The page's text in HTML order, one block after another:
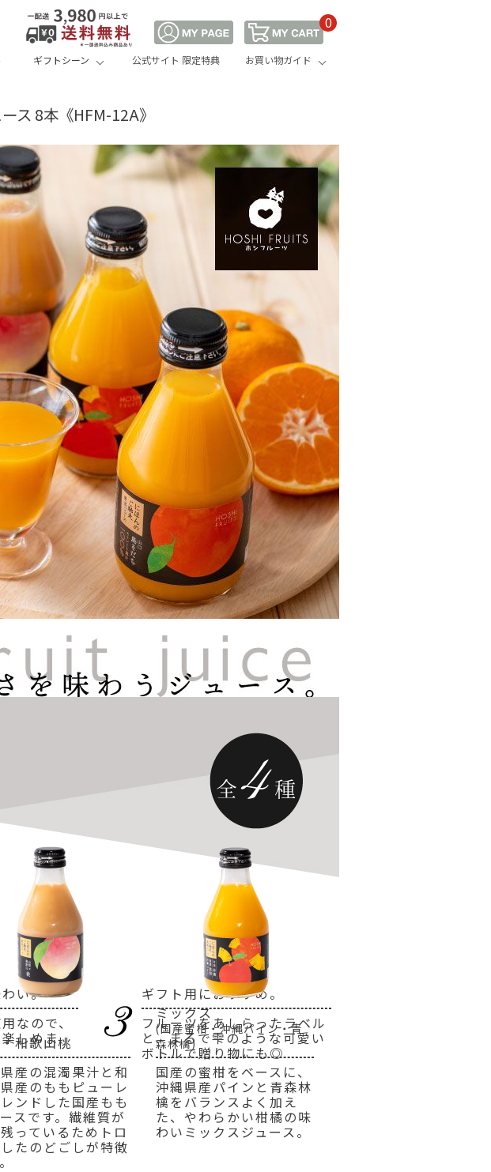
0
ギフトシーン 公式サイト 限定特典 お買い物ガイド
ス 8本《HFM-12A》
い。
なので、
しめま
ギフト用におすすめ。
フルーツをあしらったラベル
と、まるで雫のような可愛い
ボトルで贈り物にも◎
和歌山桃
産の混濁果汁と和
産のももピューレ
ンドした国産もも
スです。繊維質が
っているためトロ
たのどごしが特徴
ミックス
(国産蜜柑・沖縄パイン・青
森林檎)
国産の蜜柑をベースに、
沖縄県産パインと青森林
檎をバランスよく加え
た、やわらかい柑橘の味
わいミックスジュース。